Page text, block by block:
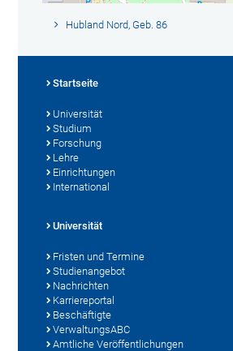
Hubland Nord, Geb. 86
Startseite
Universität
Studium
Forschung
Lehre
Einrichtungen
International
Universität
Fristen und Termine
Studienangebot
Nachrichten
Karriereportal
Beschäftigte
VerwaltungsABC
Amtliche Veröffentlichungen